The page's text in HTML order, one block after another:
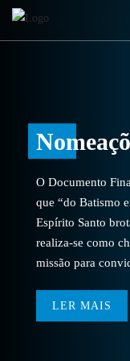
O Documento
que “do Batismo
Espírito Santo
realiza-se como
missão para
LER MAIS